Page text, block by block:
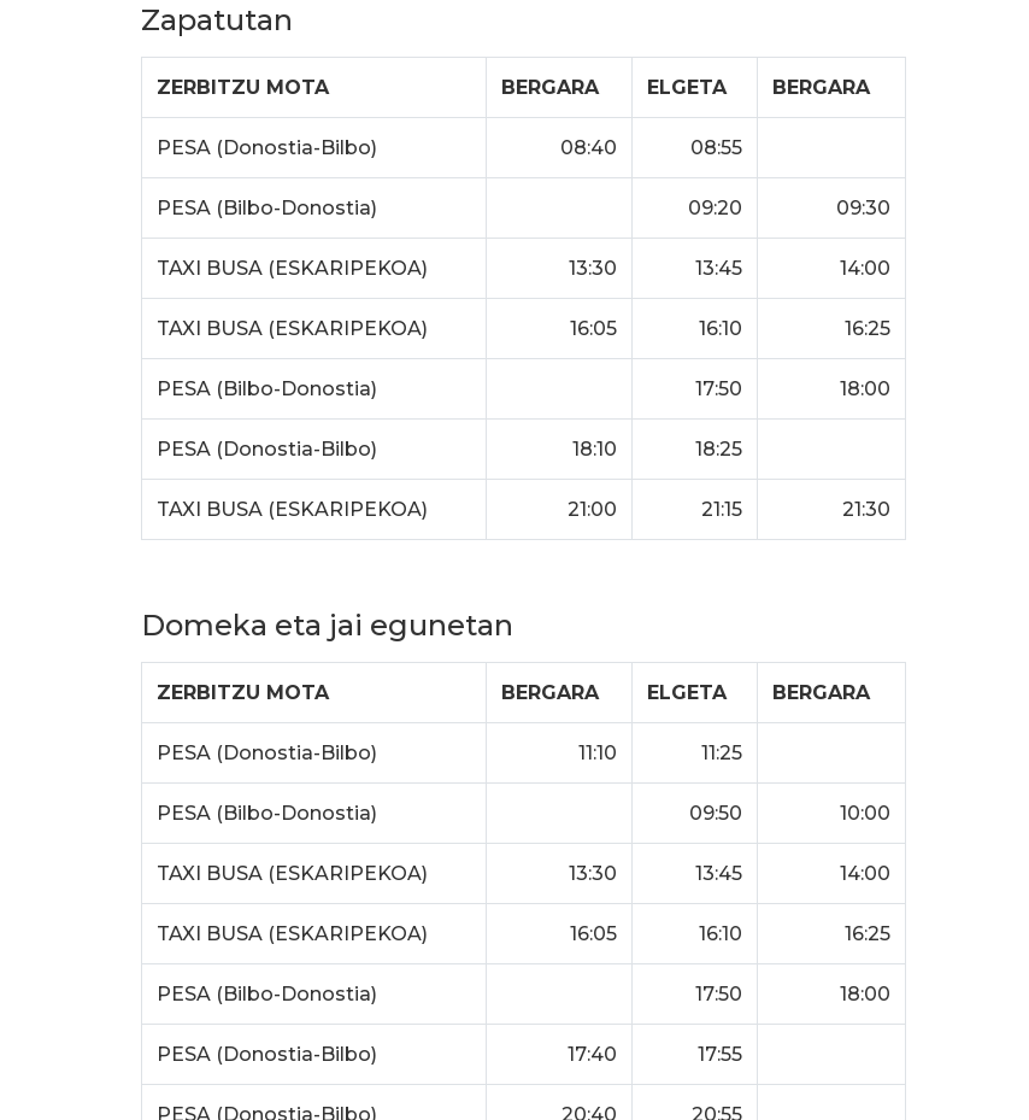
Zapatutan
ZERBITZU MOTA BERGARA ELGETA BERGARA
PESA (Donostia-Bilbo) 08:40 08:55
PESA (Bilbo-Donostia) 09:20 09:30
TAXI BUSA (ESKARIPEKOA) 13:30 13:45 14:00
TAXI BUSA (ESKARIPEKOA) 16:05 16:10 16:25
PESA (Bilbo-Donostia) 17:50 18:00
PESA (Donostia-Bilbo) 18:10 18:25
TAXI BUSA (ESKARIPEKOA) 21:00 21:15 21:30
Domeka eta jai egunetan
ZERBITZU MOTA BERGARA ELGETA BERGARA
PESA (Donostia-Bilbo) 11:10 11:25
PESA (Bilbo-Donostia) 09:50 10:00
TAXI BUSA (ESKARIPEKOA) 13:30 13:45 14:00
TAXI BUSA (ESKARIPEKOA) 16:05 16:10 16:25
PESA (Bilbo-Donostia) 17:50 18:00
PESA (Donostia-Bilbo) 17:40 17:55
PESA (Donostia-Bilbo) 20:40 20:55